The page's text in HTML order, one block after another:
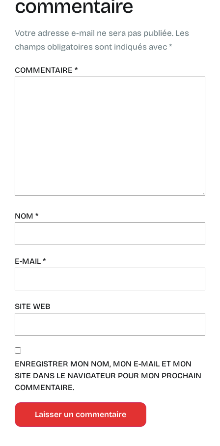
commentaire
Votre adresse e-mail ne sera pas publiée. Les
champs obligatoires sont indiqués avec*
COMMENTAIRE *
NOM *
E-MAIL *
SITE WEB
ENREGISTRER MON NOM, MON E-MAIL ET MON
SITE DANS LE NAVIGATEUR POUR MON PROCHAIN
COMMENTAIRE.